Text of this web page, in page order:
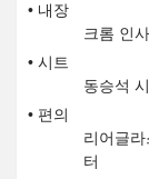
내장
크롬 인
시트
동승석
편의
리어글
터